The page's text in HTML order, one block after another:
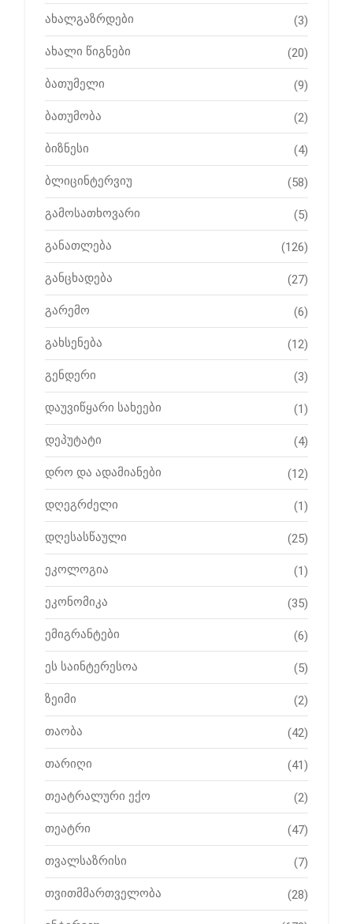
ახალგაზრდები (3)
ახალი წიგნები (20)
ბათუმელი (9)
ბათუმობა (2)
ბიზნესი (4)
ბლიცინტერვიუ (58)
გამოსათხოვარი (5)
განათლება (126)
განცხადება (27)
გარემო (6)
გახსენება (12)
გენდერი (3)
დაუვიწყარი სახეები (1)
დეპუტატი (4)
დრო და ადამიანები (12)
დღეგრძელი (1)
დღესასწაული (25)
ეკოლოგია (1)
ეკონომიკა (35)
ემიგრანტები (6)
ეს საინტერესოა (5)
ზეიმი (2)
თაობა (42)
თარიღი (41)
თეატრალური ექო (2)
თეატრი (47)
თვალსაზრისი (7)
თვითმმართველობა (28)